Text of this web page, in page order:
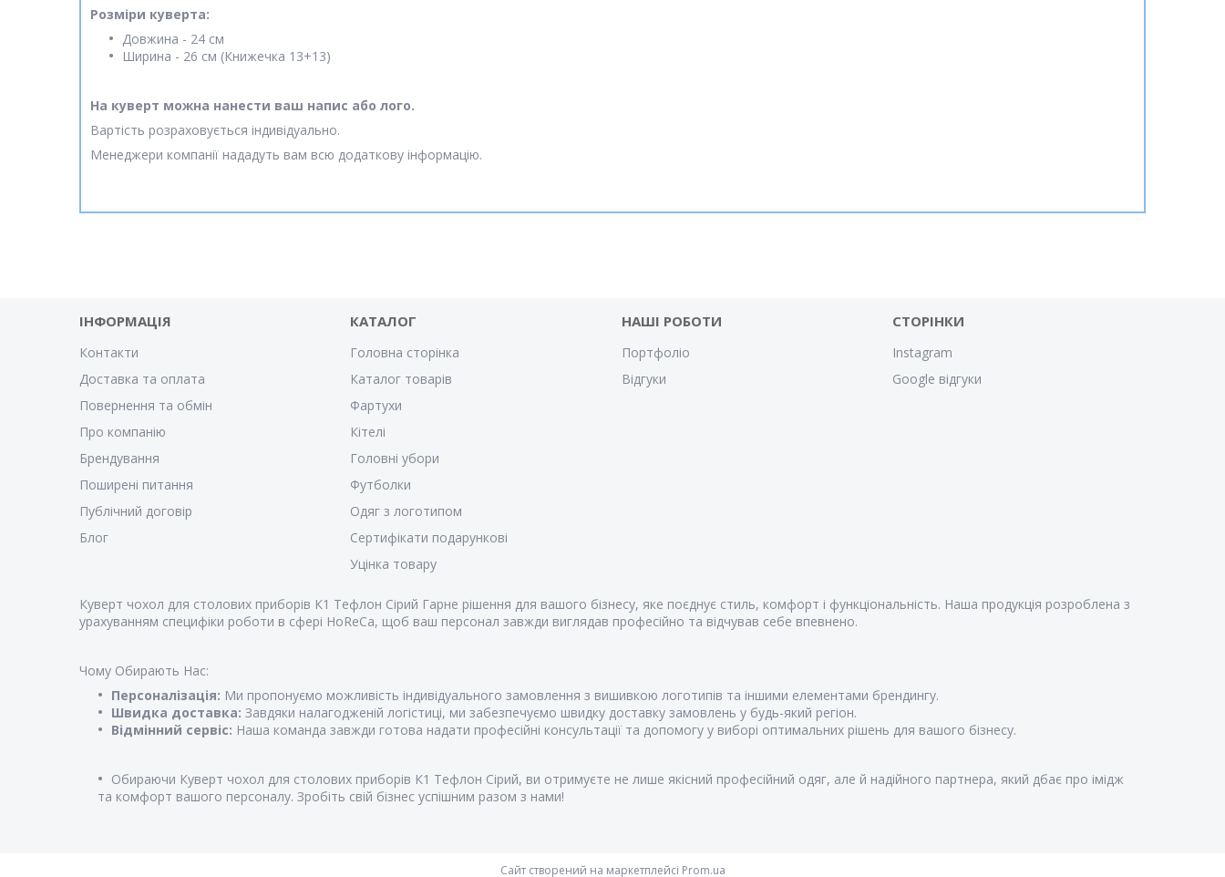
Розміри куверта:
Довжина - 24 см
Ширина - 26 см (Книжечка 13+13)
На куверт можна нанести ваш напис або лого.
Вартість розраховується індивідуально.
Менеджери компанії нададуть вам всю додаткову інформацію.
ІНФОРМАЦІЯ
Контакти
Доставка та оплата
Повернення та обмін
Про компанію
Брендування
Поширені питання
Публічний договір
Блог
КАТАЛОГ
Головна сторінка
Каталог товарів
Фартухи
Кітелі
Головні убори
Футболки
Одяг з логотипом
Сертифікати подарункові
Уцінка товару
НАШІ РОБОТИ
Портфоліо
Відгуки
СТОРІНКИ
Instagram
Google відгуки
Куверт чохол для столових приборів К1 Тефлон Сірий Гарне рішення для вашого бізнесу, яке поєднує стиль, комфорт і функціональність. Наша продукція розроблена з
урахуванням специфіки роботи в сфері HoReCa, щоб ваш персонал завжди виглядав професійно та відчував себе впевнено.
Чому Обирають Нас:
Персоналізація: Ми пропонуємо можливість індивідуального замовлення з вишивкою логотипів та іншими елементами брендингу.
Швидка доставка: Завдяки налагодженій логістиці, ми забезпечуємо швидку доставку замовлень у будь-який регіон.
Відмінний сервіс: Наша команда завжди готова надати професійні консультації та допомогу у виборі оптимальних рішень для вашого бізнесу.
Обираючи Куверт чохол для столових приборів К1 Тефлон Сірий, ви отримуєте не лише якісний професійний одяг, але й надійного партнера, який дбає про імідж
та комфорт вашого персоналу. Зробіть свій бізнес успішним разом з нами!
Сайт створений на маркетплейсі Prom.ua